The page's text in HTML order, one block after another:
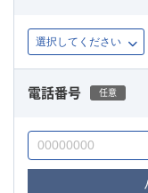
電話番号 任意